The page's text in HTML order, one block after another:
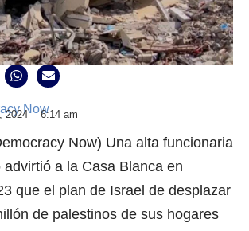
Now
2024 6:14 am
Now) Una alta funcionaria
a la Casa Blanca en
que el plan de Israel de desplazar
de palestinos de sus hogares